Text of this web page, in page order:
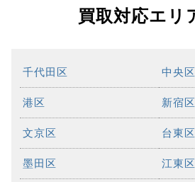
買取対応エリ
千代田区 中央区
港区 新宿区
文京区 台東区
墨田区 江東区